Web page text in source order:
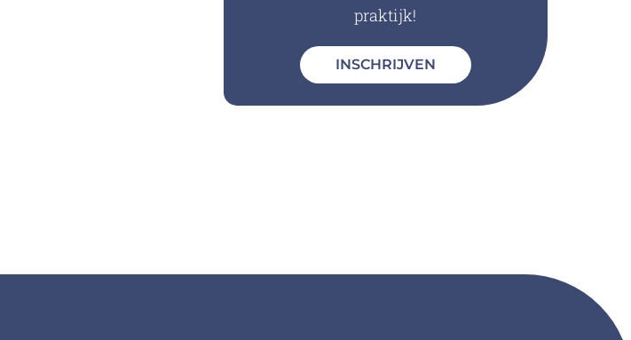
praktijk!
INSCHRIJVEN